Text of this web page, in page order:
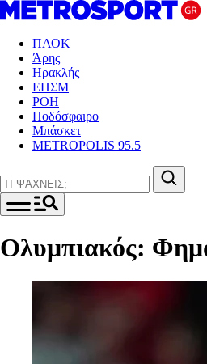
ΠΑΟΚ
Άρης
Ηρακλής
ΕΠΣΜ
ΡΟΗ
Ποδόσφαιρο
Μπάσκετ
METROPOLIS 95.5
Ολυμπιακός: